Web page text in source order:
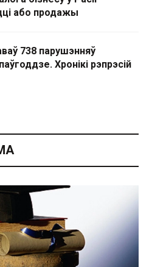
або продажы
738 парушэнняў
Хронікі рэпрэсій